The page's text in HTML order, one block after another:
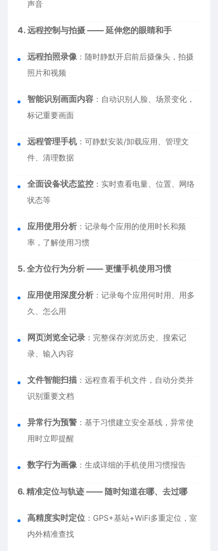
声音
4. 远程控制与拍摄 —— 延伸您的眼睛和手
远程拍照录像：随时静默开启前后摄像头，拍摄
照片和视频
智能识别画面内容 ：自动识别人脸、场景变化，
标记重要画面
远程管理手机：可静默安装/卸载应用、管理文
件、清理数据
全面设备状态监控 ：实时查看电量、位置、网络
状态等
应用使用分析 ：记录每个应用的使用时长和频
率，了解使用习惯
5. 全方位行为分析 —— 更懂手机使用习惯
应用使用深度分析 ：记录每个应用何时用、用多
久、怎么用
网页浏览全记录 ：完整保存浏览历史、搜索记
录、输入内容
文件智能扫描 ：远程查看手机文件，自动分类并
识别重要文档
异常行为预警 ：基于习惯建立安全基线，异常使
用时立即提醒
数字行为画像：生成详细的手机使用习惯报告
6. 精准定位与轨迹 —— 随时知道在哪、去过哪
高精度实时定位 ：GPS+基站+WiFi多重定位，室
内外精准查找